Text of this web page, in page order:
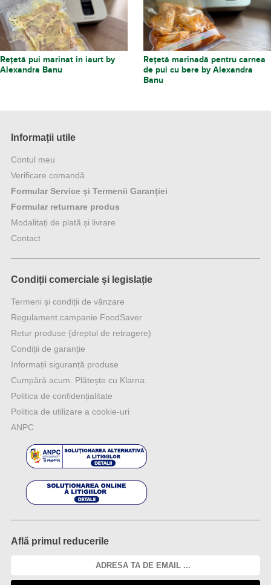
Rețetă pui marinat in iaurt by
Alexandra Banu
Rețetă marinadă pentru carnea
de pui cu bere by Alexandra
Banu
Informații utile
Contul meu
Verificare comandă
Formular Service și Termenii Garanției
Formular returnare produs
Modalitați de plată și livrare
Contact
Condiții comerciale și legislație
Termeni și condiții de vânzare
Regulament campanie FoodSaver
Retur produse (dreptul de retragere)
Condiții de garanție
Informații siguranță produse
Cumpără acum. Plătește cu Klarna.
Politica de confidențialitate
Politica de utilizare a cookie-uri
ANPC
Află primul reducerile